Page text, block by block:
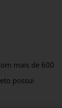
mais de 600
possui